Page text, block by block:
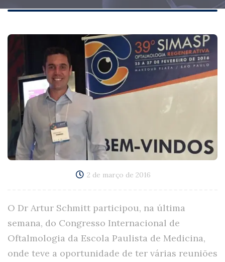
2 de março de 2016
O Dr Artur Schmitt participou, na última
semana, do Congresso Internacional de
Oftalmologia da Escola Paulista de Medicina,
onde teve a oportunidade de ter várias reuniões